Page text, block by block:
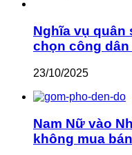
Nghĩa vụ quân
chọn công
23/10/2025
Nam Nữ vào
không mua